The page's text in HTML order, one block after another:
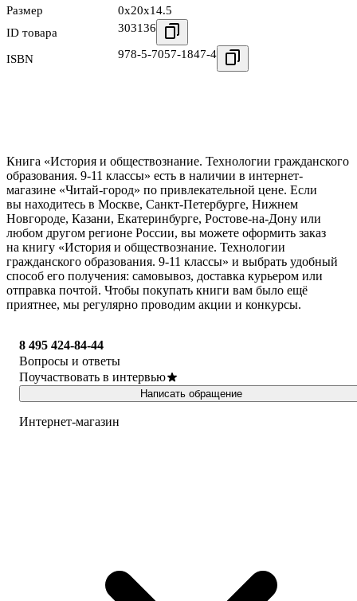
Размер
0x20x14.5
ID товара
303136
ISBN 978-5-7057-1847-4
Книга «История и обществознание. Технологии гражданского
образования. 9-11 классы» есть в наличии в интернет-
магазине «Читай-город» по привлекательной цене. Если
вы находитесь в Москве, Санкт-Петербурге, Нижнем
Новгороде, Казани, Екатеринбурге, Ростове-на-Дону или
любом другом регионе России, вы можете оформить заказ
на книгу «История и обществознание. Технологии
гражданского образования. 9-11 классы» и выбрать удобный
способ его получения: самовывоз, доставка курьером или
отправка почтой. Чтобы покупать книги вам было ещё
приятнее, мы регулярно проводим акции и конкурсы.
8 495 424-84-44
Вопросы и ответы
Поучаствовать в интервью
Написать обращение
Интернет-магазин